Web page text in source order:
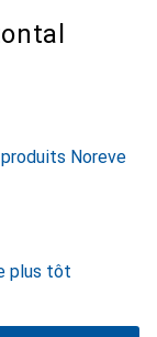
Noreve
plus tôt